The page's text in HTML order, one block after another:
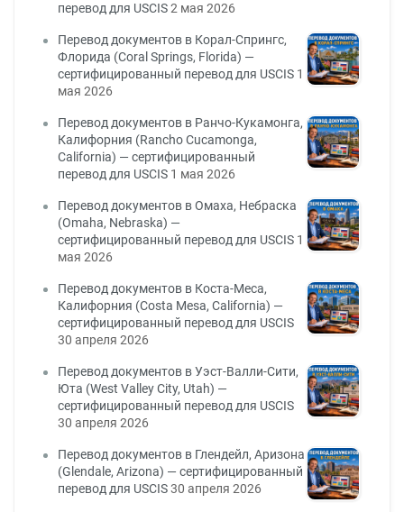
перевод для USCIS2 мая 2026
Перевод документов в Корал-Спрингс,
Флорида (Coral Springs, Florida) —
сертифицированный перевод для USCIS 1
мая 2026
Перевод документов в Ранчо-Кукамонга,
Калифорния (Rancho Cucamonga,
California) — сертифицированный
перевод для USCIS 1 мая 2026
Перевод документов в Омаха, Небраска
(Omaha, Nebraska) —
сертифицированный перевод для USCIS 1
мая 2026
Перевод документов в Коста-Меса,
Калифорния (Costa Mesa, California) —
сертифицированный перевод для USCIS
30 апреля 2026
Перевод документов в Уэст-Валли-Сити,
Юта (West Valley City, Utah) —
сертифицированный перевод для USCIS
30 апреля 2026
Перевод документов в Глендейл, Аризона
(Glendale, Arizona) — сертифицированный
перевод для USCIS30 апреля 2026